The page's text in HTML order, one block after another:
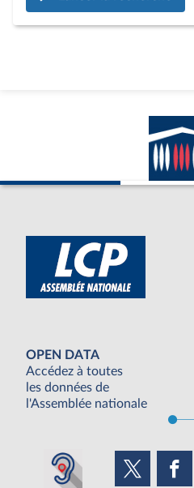
OPEN DATA
Accédez à toutes
les données de
l'Assemblée nationale